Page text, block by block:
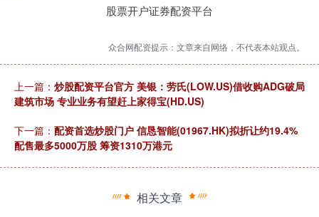
股票开户证券配资平台
众合网配资提示：文章来自网络，不代表本站观点。
上一篇： 炒股配资平台官方 美银：劳氏(LOW.US)借收购ADG破局
建筑市场 专业业务有望赶上家得宝(HD.US)
下一篇： 配资首选炒股门户 信恳智能(01967.HK)拟折让约19.4%
配售最多5000万股 筹资1310万港元
相关文章